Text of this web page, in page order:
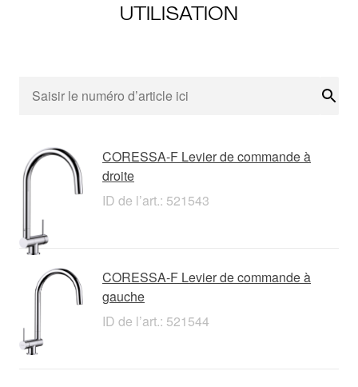
UTILISATION
CORESSA-F Levier de commande à
droite
ID de l’art.: 521543
CORESSA-F Levier de commande à
gauche
ID de l’art.: 521544